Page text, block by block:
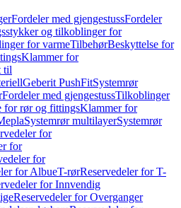
Fordeler med gjengestussFordeler
og tilkoblinger for
for varmeTilbehørBeskyttelse for
Klammer for
til
Geberit PushFitSystemrør
Fordeler med gjengestussTilkoblinger
for rør og fittingsKlammer for
Systemrør multilayerSystemrør
for
for
for
for AlbueT-rørReservedeler for T-
for Innvendig
Reservedeler for Overganger